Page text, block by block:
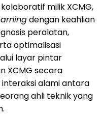
milik XCMG,
dengan keahlian
peralatan,
optimalisasi
layar pintar
XCMG secara
interaksi alami antara
ahli teknik yang